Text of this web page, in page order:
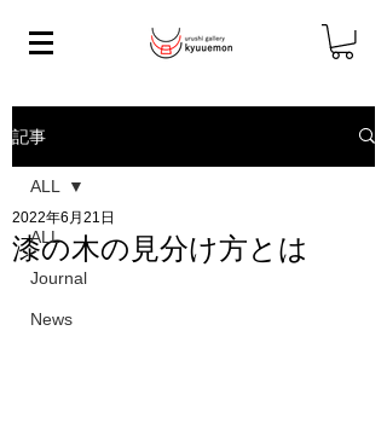
記事
ALL
Journal
News
ALL
漆の木の見分け方とは
2022年6月21日